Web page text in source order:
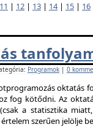
11 | 12 | 13 | 14| 15 | 16
Programok | 0
oktatás
fog kötődni. Az
a statisztika
szerűen jelölje